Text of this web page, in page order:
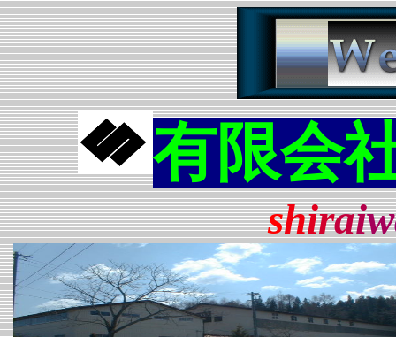
有限会
shiraiw